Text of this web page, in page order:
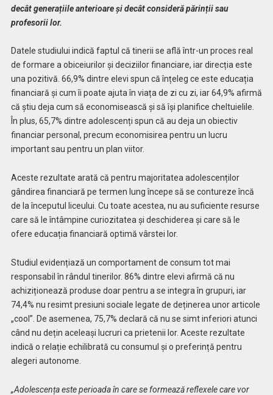
decât generațiile anterioare și decât consideră părinții sau
profesorii lor.
Datele studiului indică faptul că tinerii se află într-un proces real
de formare a obiceiurilor și deciziilor financiare, iar direcția este
una pozitivă. 66,9% dintre elevi spun că înțeleg ce este educația
financiară și cum îi poate ajuta în viața de zi cu zi, iar 64,9% afirmă
că știu deja cum să economisească și să își planifice cheltuielile.
În plus, 65,7% dintre adolescenți spun că au deja un obiectiv
financiar personal, precum economisirea pentru un lucru
important sau pentru un plan viitor.
Aceste rezultate arată că pentru majoritatea adolescenților
gândirea financiară pe termen lung începe să se contureze încă
de la începutul liceului. Cu toate acestea, nu au suficiente resurse
care să le întâmpine curiozitatea și deschiderea și care să le
ofere educația financiară optimă vârstei lor.
Studiul evidențiază un comportament de consum tot mai
responsabil în rândul tinerilor. 86% dintre elevi afirmă că nu
achiziționează produse doar pentru a se integra în grupuri, iar
74,4% nu resimt presiuni sociale legate de deținerea unor articole
„cool”. De asemenea, 75,7% declară că nu se simt inferiori atunci
când nu dețin aceleași lucruri ca prietenii lor. Aceste rezultate
indică o relație echilibrată cu consumul și o preferință pentru
alegeri autonome.
„Adolescența este perioada în care se formează reflexele care vor